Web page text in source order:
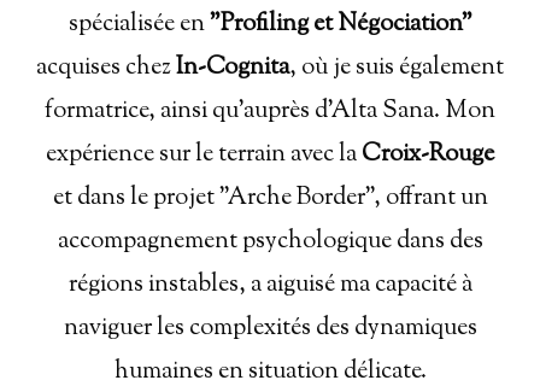
spécialisée en"Profiling et Négociation"
acquises chezIn-Cognita, où je suis également
formatrice, ainsi qu'auprès d'Alta Sana. Mon
expérience sur le terrain avec laCroix-Rouge
et dans le projet "Arche Border", offrant un
accompagnement psychologique dans des
régions instables, a aiguisé ma capacité à
naviguer les complexités des dynamiques
humaines en situation délicate.